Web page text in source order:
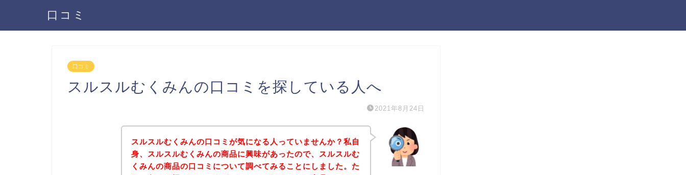
口コミ
口コミ
スルスルむくみんの口コミを探している人へ
2021年8月24日
スルスルむくみんの口コミが気になる人っていませんか？私自
身、スルスルむくみんの商品に興味があったので、スルスルむ
くみんの商品の口コミについて調べてみることにしました。た